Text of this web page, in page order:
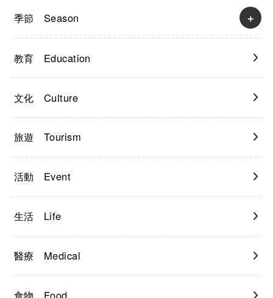
季節 Season
教育 Education
文化 Culture
旅遊 Tourism
活動 Event
生活 Life
醫療 Medical